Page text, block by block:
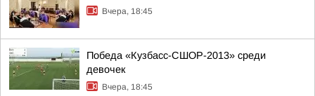
Вчера, 18:45
Победа «Кузбасс-СШОР-2013» среди
девочек
Вчера, 18:45